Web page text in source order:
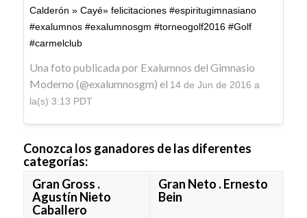
Calderón » Cayé» felicitaciones #espiritugimnasiano
#exalumnos #exalumnosgm #torneogolf2016 #Golf
#carmelclub
Una foto publicada por Exalumnos del Gimnasio
Moderno (@exalumnosgm) el 14 de Jun de 2016 a
la(s) 3:13 PDT
Conozca los ganadores de las diferentes
categorías:
Gran Gross .
Agustín Nieto
Caballero
Gran Neto . Ernesto
Bein